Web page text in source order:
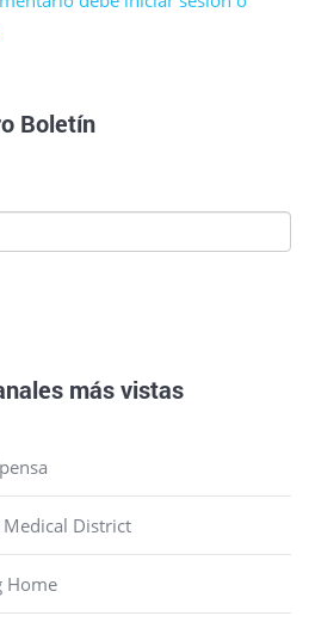
Boletín
más vistas
Medical District
Home